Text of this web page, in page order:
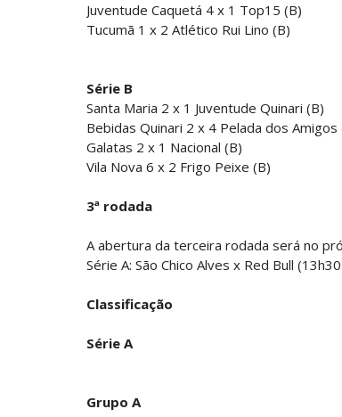
Juventude Caquetá 4 x 1 Top15 (B)
Tucumã 1 x 2 Atlético Rui Lino (B)
Série B
Santa Maria 2 x 1 Juventude Quinari (B)
Bebidas Quinari 2 x 4 Pelada dos Amigos
Galatas 2 x 1 Nacional (B)
Vila Nova 6 x 2 Frigo Peixe (B)
3ª rodada
A abertura da terceira rodada será no
Série A: São Chico Alves x Red Bull
Classificação
Série A
Grupo A